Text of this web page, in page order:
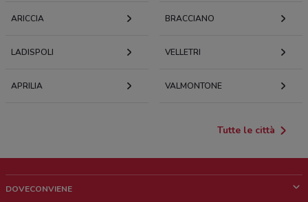
ARICCIA BRACCIANO
LADISPOLI VELLETRI
APRILIA VALMONTONE
Tutte le città
DOVECONVIENE